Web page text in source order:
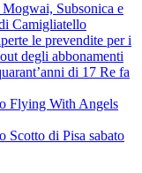
Subsonica e
Camigliatello
le prevendite per i
degli abbonamenti
di 17 Re fa
Flying With Angels
Scotto di Pisa sabato